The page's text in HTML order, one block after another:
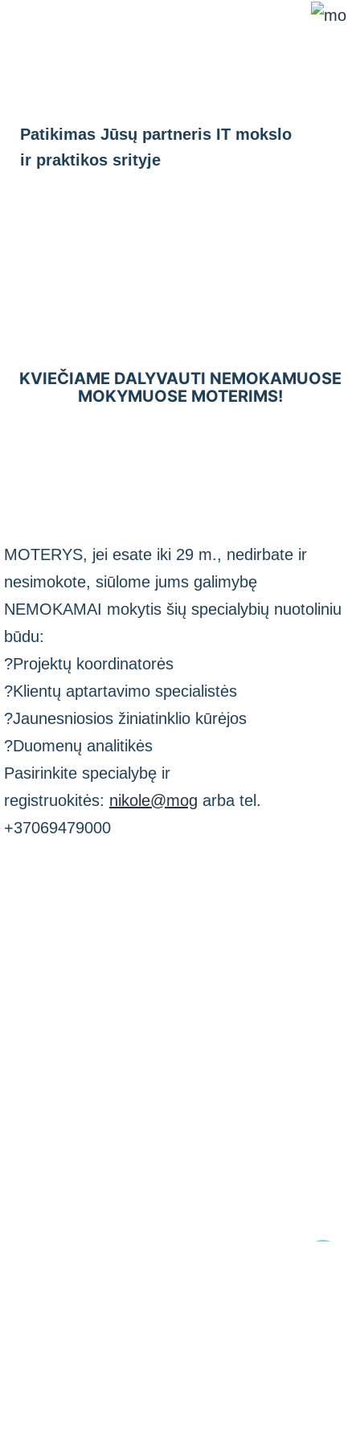
Patikimas Jūsų partneris IT mokslo
ir praktikos srityje
KVIEČIAME DALYVAUTI NEMOKAMUOSE
MOKYMUOSE MOTERIMS!
MOTERYS, jei esate iki 29 m., nedirbate ir
nesimokote, siūlome jums galimybę
NEMOKAMAI mokytis šių specialybių nuotoliniu
būdu:
?Projektų koordinatorės
?Klientų aptartavimo specialistės
?Jaunesniosios žiniatinklio kūrėjos
?Duomenų analitikės
Pasirinkite specialybę ir
registruokitės: nikole@mog arba tel.
+37069479000